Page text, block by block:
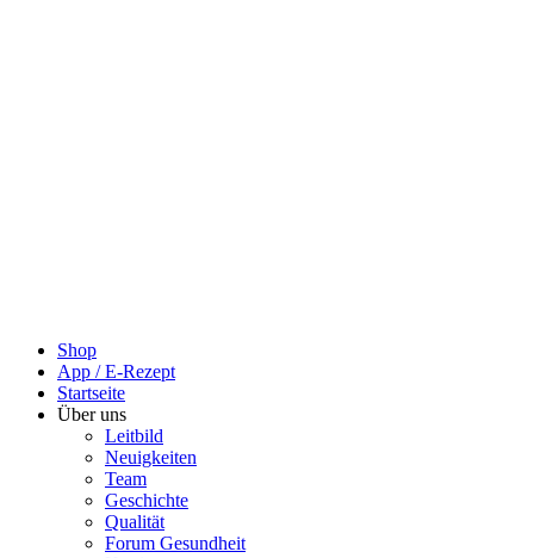
Shop
App / E-Rezept
Startseite
Über uns
Leitbild
Neuigkeiten
Team
Geschichte
Qualität
Forum Gesundheit